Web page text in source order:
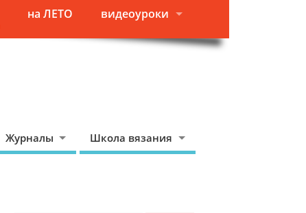
на ЛЕТО видеоуроки
Журналы Школа вязания